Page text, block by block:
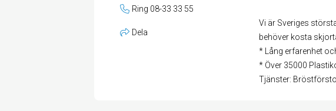
Ring 08-33 33 55
Dela
Vi är Sveriges
behöver kosta
* Lång erfarenhet
* Över 35000
Tjänster: